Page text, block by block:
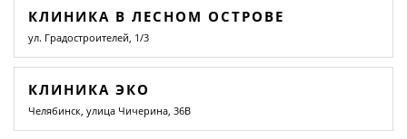
КЛИНИКА В ЛЕСНОМ ОСТРОВЕ
ул. Градостроителей, 1/3
КЛИНИКА ЭКО
Челябинск, улица Чичерина, 36В